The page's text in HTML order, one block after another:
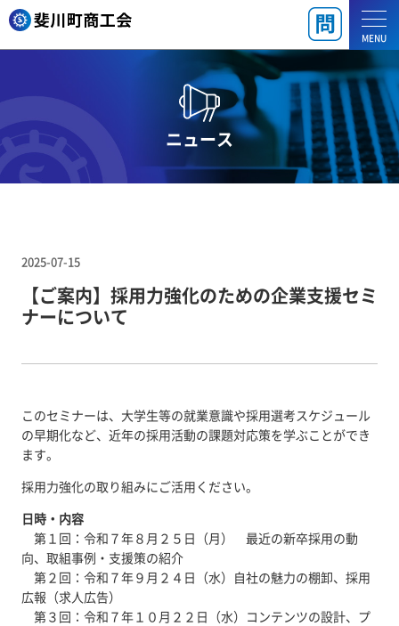
MENU
ニュース
2025-07-15
【ご案内】採用力強化のための企業支援セミ
ナーについて
このセミナーは、大学生等の就業意識や採用選考スケジュール
の早期化など、近年の採用活動の課題対応策を学ぶことができ
ます。
採用力強化の取り組みにご活用ください。
日時・内容
第１回：令和７年８月２５日（月） 最近の新卒採用の動
向、取組事例・支援策の紹介
第２回：令和７年９月２４日（水）自社の魅力の棚卸、採用
広報（求人広告）
第３回：令和７年１０月２２日（水）コンテンツの設計、プ